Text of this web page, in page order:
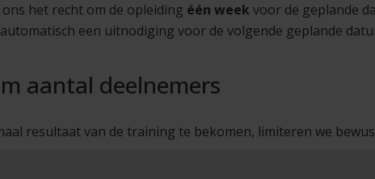
het recht om de opleiding één week voor de geplande
een uitnodiging voor de volgende geplande
aantal deelnemers
resultaat van de training te bekomen, limiteren we